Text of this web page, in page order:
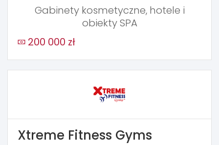
Gabinety kosmetyczne, hotele i
obiekty SPA
200 000 zł
Xtreme Fitness Gyms